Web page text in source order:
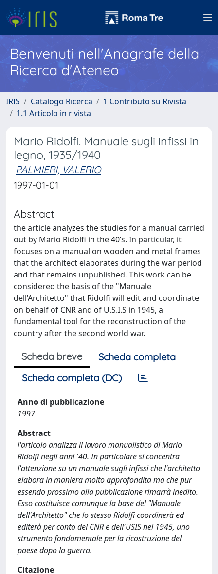
Benvenuti nell'Anagrafe della
Ricerca d'Ateneo
IRIS Catalogo Ricerca
1 Contributo su Rivista
1.1 Articolo in rivista
Mario Ridolfi. Manuale sugli infissi in
legno, 1935/1940
PALMIERI, VALERIO
1997-01-01
Abstract
the article analyzes the studies for a manual carried
out by Mario Ridolfi in the 40’s. In particular, it
focuses on a manual on wooden and metal frames
that the architect elaborates during the war period
and that remains unpublished. This work can be
considered the basis of the "Manuale
dell’Architetto" that Ridolfi will edit and coordinate
on behalf of CNR and of U.S.I.S in 1945, a
fundamental tool for the reconstruction of the
country after the second world war.
Scheda breve
Scheda completa
Scheda completa (DC)
Anno di pubblicazione
1997
Abstract
l'articolo analizza il lavoro manualistico di Mario
Ridolfi negli anni '40. In particolare si concentra
l'attenzione su un manuale sugli infissi che l'architetto
elabora in maniera molto approfondita ma che pur
essendo prossimo alla pubblicazione rimarrà inedito.
Esso costituisce comunque la base del "Manuale
dell'Architetto" che lo stesso Ridolfi coordinerà ed
editerà per conto del CNR e dell'USIS nel 1945, uno
strumento fondamentale per la ricostruzione del
paese dopo la guerra.
Citazione